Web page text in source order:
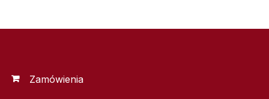
Zamówienia